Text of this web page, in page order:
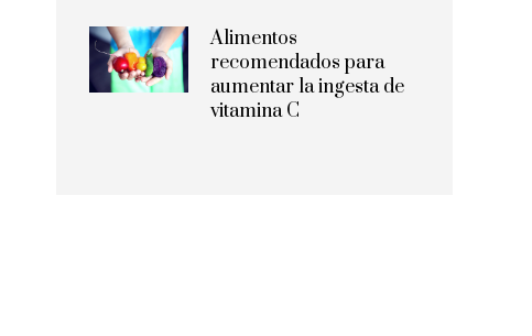
Alimentos
recomendados para
aumentar la ingesta de
vitamina C